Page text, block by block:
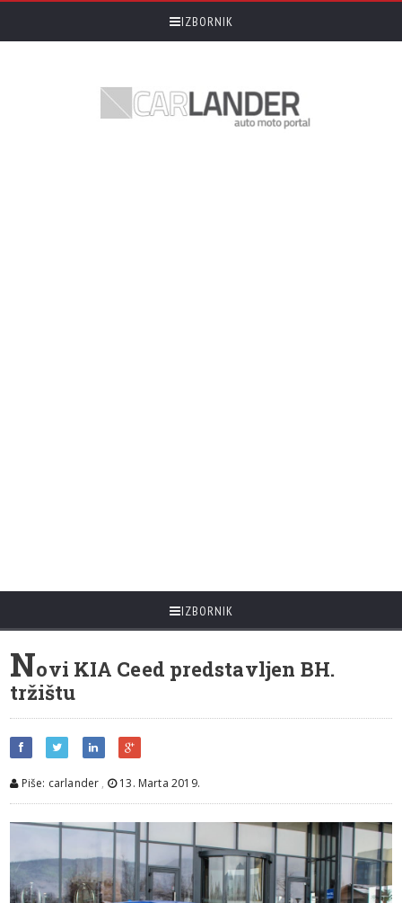
IZBORNIK
IZBORNIK
Novi KIA Ceed predstavljen BH.
tržištu
Piše: carlander , 13. Marta 2019.